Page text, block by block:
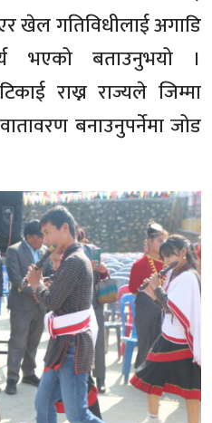
खेल गतिविधीलाई अगाडि
भएको बताउनुभयो ।
राख्न राज्यले जिम्मा
बनाउनुपर्नेमा जोड